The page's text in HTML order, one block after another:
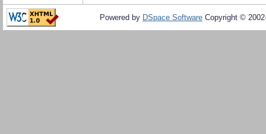
Powered by DSpace Software Copyright ©